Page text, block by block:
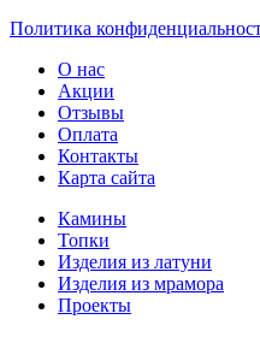
Политика
О нас
Акции
Отзывы
Оплата
Контакты
Карта сайта
Камины
Топки
Изделия из латуни
Изделия из мрамора
Проекты